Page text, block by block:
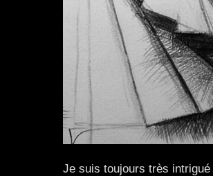
Je suis toujours très